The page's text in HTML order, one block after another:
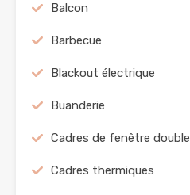
Balcon
Barbecue
Blackout électrique
Buanderie
Cadres de fenêtre double
Cadres thermiques